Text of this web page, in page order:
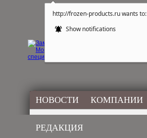
http://frozen-products.ru wants to:
Show notifications
НОВОСТИ КОМПАНИИ
РЕДАКЦИЯ